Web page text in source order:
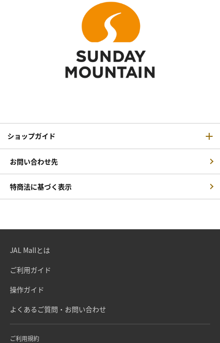
ショップガイド
お問い合わせ先
特商法に基づく表示
JAL Mallとは
ご利用ガイド
操作ガイド
よくあるご質問・お問い合わせ
ご利用規約